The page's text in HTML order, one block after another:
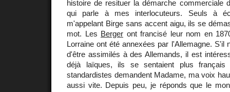
histoire de resituer la démarche commerciale
qui parle à mes interlocuteurs. Seuls à
m'appelant Birge sans accent aigu, ils se
mot. Les Berger ont francisé leur nom en
Lorraine ont été annexées par l'Allemagne. S'il
d'être assimilés à des Allemands, il est
déjà laïques, ils se sentaient plus
standardistes demandent Madame, ma voix
aussi vite. Depuis peu, je réponds que le